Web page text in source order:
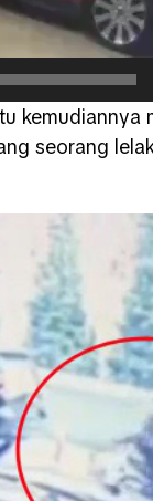
kemudiannya
seorang